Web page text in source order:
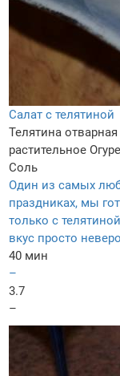
Салат с телятиной
Телятина отварная
растительное
Соль
Один из самых
праздниках, мы
только с
вкус просто
40 мин
–
3.7
–